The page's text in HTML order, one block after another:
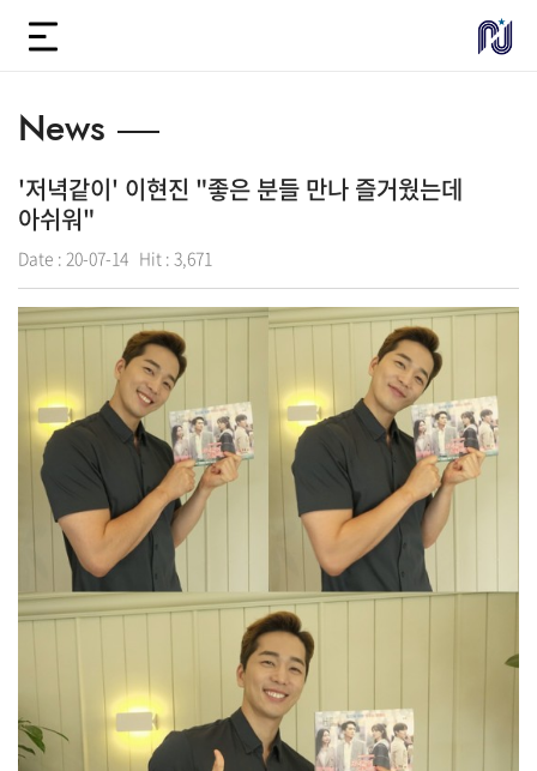
News
'저녁같이' 이현진 "좋은 분들 만나 즐거웠는데
아쉬워"
Date : 20-07-14 Hit : 3,671